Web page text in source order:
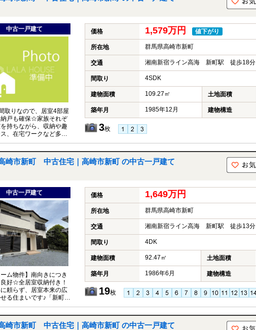
中古一戸建て
取りなので、居室4部屋
納戸も確保☆家族それぞ
持ちながら、収納や趣
、在宅ワークなど多目
ゆとりある間取りです
価格 1,579万円 値下がり
所在地 群馬県高崎市新町
交通 湘南新宿ライン高海 新町駅 徒歩18分
間取り 4SDK
建物面積 109.27㎡ 土地面積
築年月 1985年12月 建物構造
3枚
崎市新町 中古住宅｜高崎市新町 の中古一戸建て
中古一戸建て
ーム物件】南向きにつき
好☆全居室収納付き！
頼らず、居室本来の広
る住まいです♪「新町第
まで徒歩圏内☆
価格 1,649万円
所在地 群馬県高崎市新町
交通 湘南新宿ライン高海 新町駅 徒歩13分
間取り 4DK
建物面積 92.47㎡ 土地面積
築年月 1986年6月 建物構造
19枚
崎市新町 中古住宅｜高崎市新町 の中古一戸建て